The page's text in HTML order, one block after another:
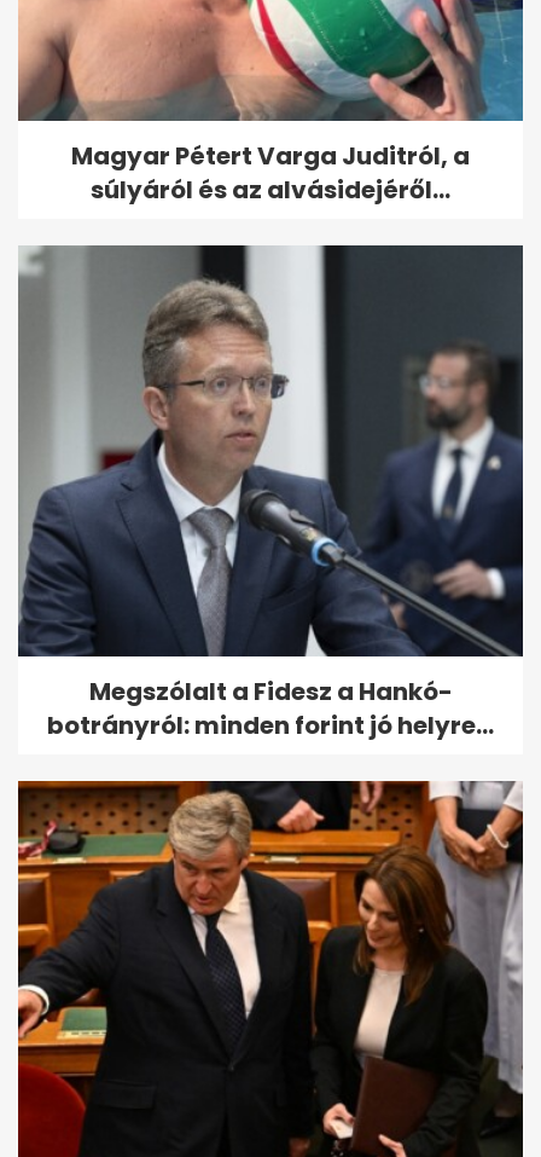
Magyar Pétert Varga Juditról, a
súlyáról és az alvásidejéről...
Megszólalt a Fidesz a Hankó-
botrányról: minden forint jó helyre...